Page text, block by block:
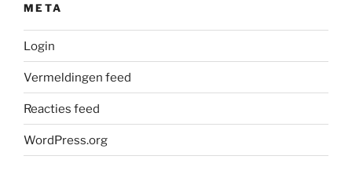
META
Login
Vermeldingen feed
Reacties feed
WordPress.org